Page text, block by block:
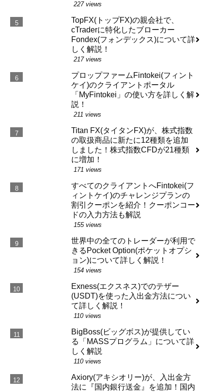
227 views
TopFX(トップFX)の親会社で、
cTraderに特化したブローカー
Fondex(フォンデックス)について詳
しく解説！
217 views
プロップファームFintokei(フィント
ケイ)のクライアントポータル
「MyFintokei」の使い方を詳しく解
説！
211 views
Titan FX(タイタンFX)が、株式指数
の取扱商品に新たに12種類を追加
しました！株式指数CFDが21種類
に増加！
171 views
すべてのクライアントへFintokei(フ
ィントケイ)のチャレンジプランの
割引クーポンを紹介！クーポンコー
ドの入力方法も解説
155 views
世界中の全てのトレーダーが利用で
きるPocket Option(ポケットオプシ
ョン)について詳しく解説！
154 views
Exness(エクスネス)でのテザー
(USDT)を使った入出金方法につい
て詳しく解説！
110 views
BigBoss(ビッグボス)が提供してい
る「MASSプログラム」について詳
しく解説
110 views
Axiory(アキシオリー)が、入出金方
法に『国内銀行送金』を追加！国内